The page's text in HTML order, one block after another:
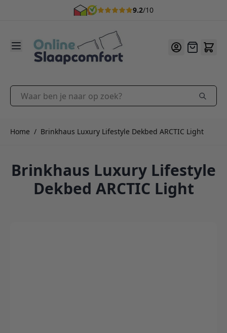
9.2/10
Offerte
Waar ben je naar op zoek?
Home / Brinkhaus Luxury Lifestyle Dekbed ARCTIC Light
Brinkhaus Luxury Lifestyle
Dekbed ARCTIC Light